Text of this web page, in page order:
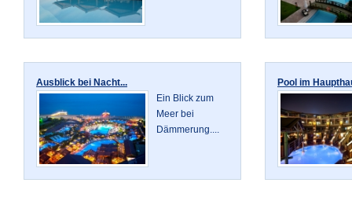
Ausblick bei Nacht...
Ein Blick zum
Meer bei
Dämmerung....
Pool im